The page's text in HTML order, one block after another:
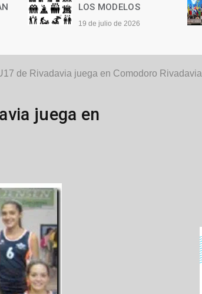
Las palabras
12 de julio de 2026
de Rivadavia juega en Comodoro Rivadavia
juega en